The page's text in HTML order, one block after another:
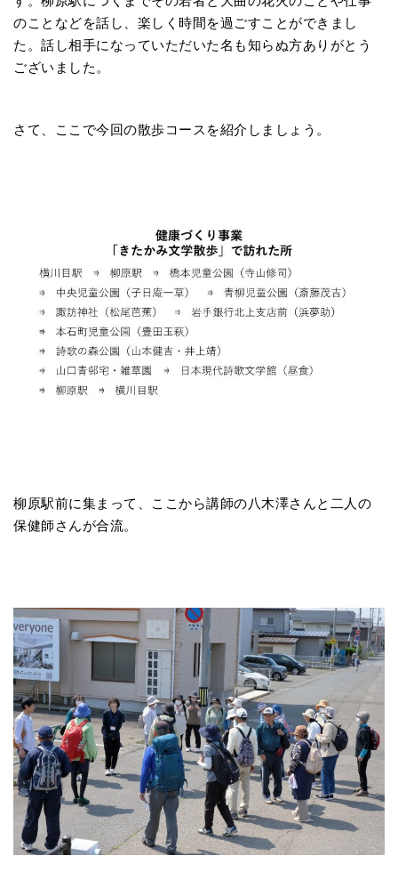
のことなどを話し、楽しく時間を過ごすことができまし
た。話し相手になっていただいた名も知らぬ方ありがとう
ございました。
さて、ここで今回の散歩コースを紹介しましょう。
柳原駅前に集まって、ここから講師の八木澤さんと二人の
保健師さんが合流。